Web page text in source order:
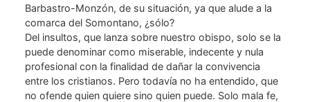
Barbastro-Monzón, de su situación, ya que alude a la
comarca del Somontano, ¿sólo?
Del insultos, que lanza sobre nuestro obispo, solo se la
puede denominar como miserable, indecente y nula
profesional con la finalidad de dañar la convivencia
entre los cristianos. Pero todavía no ha entendido, que
no ofende quien quiere sino quien puede. Solo mala fe,